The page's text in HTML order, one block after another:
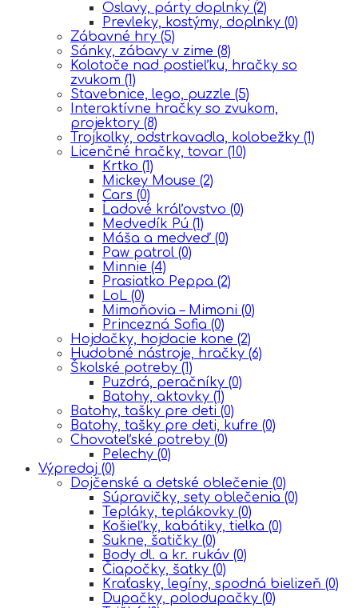
Oslavy, párty doplnky (2)
Prevleky, kostýmy, doplnky (0)
Zábavné hry (5)
Sánky, zábavy v zime (8)
Kolotoče nad postieľku, hračky so
zvukom (1)
Stavebnice, lego, puzzle (5)
Interaktívne hračky so zvukom,
projektory (8)
Trojkolky, odstrkavadla, kolobežky (1)
Licenčné hračky, tovar (10)
Krtko (1)
Mickey Mouse (2)
Cars (0)
Ĺadové kráľovstvo (0)
Medvedík Pú (1)
Máša a medveď (0)
Paw patrol (0)
Minnie (4)
Prasiatko Peppa (2)
LoL (0)
Mimoňovia – Mimoni (0)
Princezná Sofia (0)
Hojdačky, hojdacie kone (2)
Hudobné nástroje, hračky (6)
Školské potreby (1)
Puzdrá, peračníky (0)
Batohy, aktovky (1)
Batohy, tašky pre deti (0)
Batohy, tašky pre deti, kufre (0)
Chovateľské potreby (0)
Pelechy (0)
Výpredaj (0)
Dojčenské a detské oblečenie (0)
Súpravičky, sety oblečenia (0)
Tepláky, teplákovky (0)
Košieľky, kabátiky, tielka (0)
Sukne, šatičky (0)
Body dl. a kr. rukáv (0)
Čiapočky, šatky (0)
Kraťasky, legíny, spodná bielizeň (0)
Dupačky, polodupačky (0)